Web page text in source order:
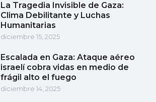
La Tragedia Invisible de Gaza:
Clima Debilitante y Luchas
Humanitarias
diciembre 15, 2025
Escalada en Gaza: Ataque aéreo
israelí cobra vidas en medio de
frágil alto el fuego
diciembre 14, 2025